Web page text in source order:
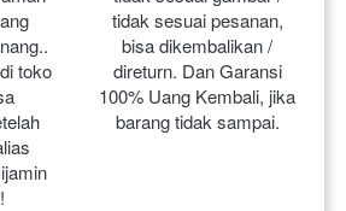
toko
tidak sesuai pesanan,
bisa dikembalikan /
direturn. Dan Garansi
100% Uang Kembali, jika
barang tidak sampai.